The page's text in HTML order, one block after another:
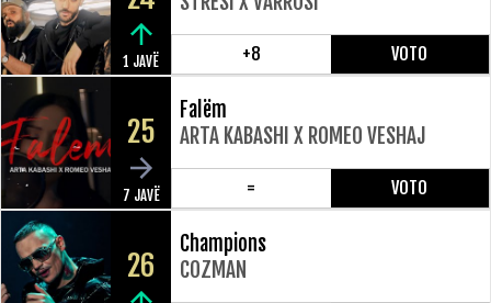
1 JAVË +8 VOTO
25
7 JAVË
Falëm
ARTA KABASHI X ROMEO VESHAJ
= VOTO
26
Champions
COZMAN